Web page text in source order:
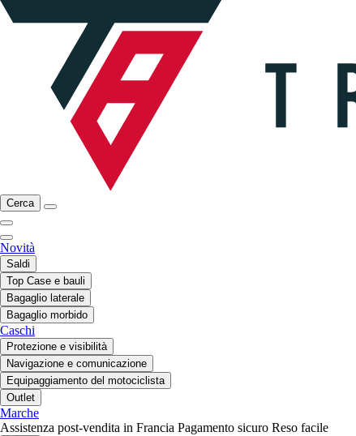
Cerca
Novità
Saldi
Top Case e bauli
Bagaglio laterale
Bagaglio morbido
Caschi
Protezione e visibilità
Navigazione e comunicazione
Equipaggiamento del motociclista
Outlet
Marche
Assistenza post-vendita in Francia Pagamento sicuro Reso facile